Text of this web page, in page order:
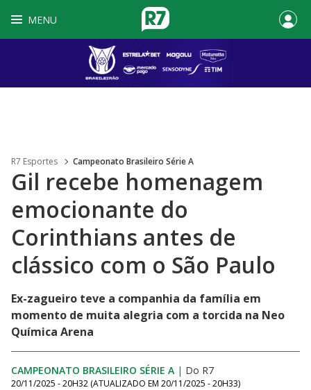
MENU
R7 Esportes Campeonato Brasileiro Série A
Gil recebe homenagem
emocionante do
Corinthians antes de
clássico com o São Paulo
Ex-zagueiro teve a companhia da família em
momento de muita alegria com a torcida na Neo
Química Arena
CAMPEONATO BRASILEIRO SÉRIE A | Do R7
20/11/2025 - 20H32 (ATUALIZADO EM 20/11/2025 - 20H33)